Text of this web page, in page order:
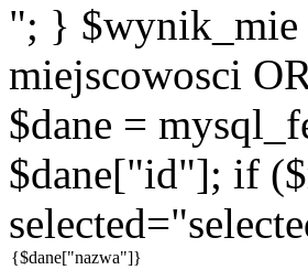
"; } $wynik_mie
miejscowosci
$dane =
$dane["id"]; if